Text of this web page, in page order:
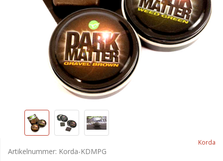
Korda
Artikelnummer: Korda-KDMPG